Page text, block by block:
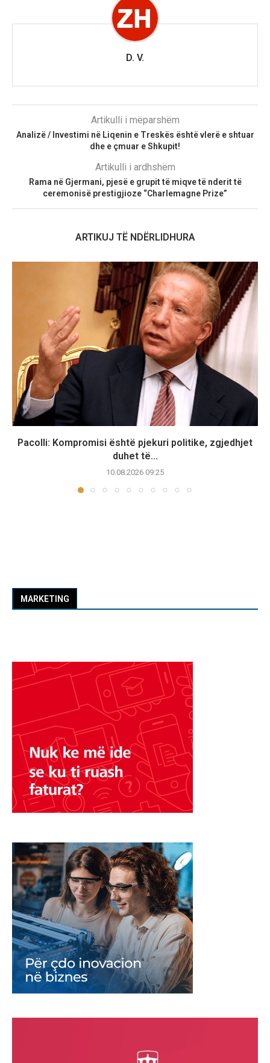
D. V.
Artikulli i mëparshëm
Analizë / Investimi në Liqenin e Treskës është vlerë e shtuar
dhe e çmuar e Shkupit!
Artikulli i ardhshëm
Rama në Gjermani, pjesë e grupit të miqve të nderit të
ceremonisë prestigjioze “Charlemagne Prize”
ARTIKUJ TË NDËRLIDHURA
Pacolli: Kompromisi është pjekuri politike, zgjedhjet
duhet të...
10.08.2026 09:25
MARKETING